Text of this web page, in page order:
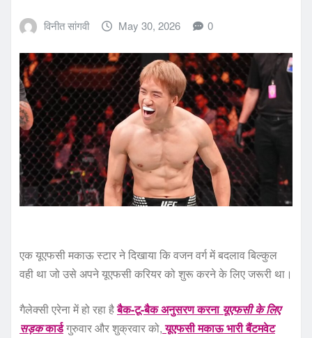
विनीत सांगवी May 30, 2026 0
एक यूएफसी मकाऊ स्टार ने दिखाया कि वजन वर्ग में बदलाव बिल्कुल
वही था जो उसे अपने यूएफसी करियर को शुरू करने के लिए जरूरी था।
गैलेक्सी एरेना में हो रहा हैबैक-टू-बैक अनुसरण करना यूएफसी के लिए
सड़ककार्डगुरुवार और शुक्रवार को,यूएफसी मकाऊ भारी बैंटमवेट